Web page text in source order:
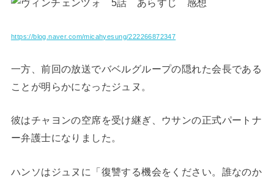
https://blog.naver.com/micahyesung/222266872347
一方、前回の放送でバベルグループの隠れた会長である
ことが明らかになったジュヌ。
彼はチャヨンの空席を受け継ぎ、ウサンの正式パートナ
ー弁護士になりました。
ハンソはジュヌに「復讐する機会をください。誰なのか